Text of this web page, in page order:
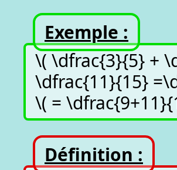
Exemple :
\( \dfrac{3}{5} +
\dfrac{11}{15}
\( =
Définition :